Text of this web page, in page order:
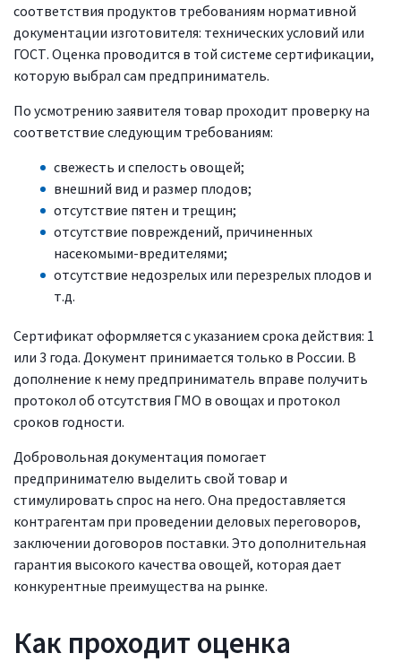
соответствия продуктов требованиям нормативной
документации изготовителя: технических условий или
ГОСТ. Оценка проводится в той системе сертификации,
которую выбрал сам предприниматель.
По усмотрению заявителя товар проходит проверку на
соответствие следующим требованиям:
свежесть и спелость овощей;
внешний вид и размер плодов;
отсутствие пятен и трещин;
отсутствие повреждений, причиненных
насекомыми-вредителями;
отсутствие недозрелых или перезрелых плодов и
т.д.
Сертификат оформляется с указанием срока действия: 1
или 3 года. Документ принимается только в России. В
дополнение к нему предприниматель вправе получить
протокол об отсутствия ГМО в овощах и протокол
сроков годности.
Добровольная документация помогает
предпринимателю выделить свой товар и
стимулировать спрос на него. Она предоставляется
контрагентам при проведении деловых переговоров,
заключении договоров поставки. Это дополнительная
гарантия высокого качества овощей, которая дает
конкурентные преимущества на рынке.
Как проходит оценка